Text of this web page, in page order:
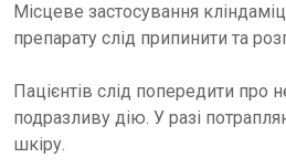
Місцеве застосування
препарату слід припинити та
Пацієнтів слід попередити про
подразливу дію. У разі
шкіру.